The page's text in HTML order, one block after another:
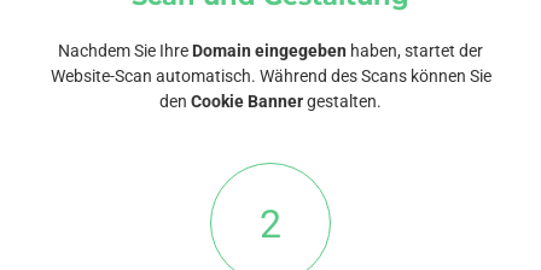
Nachdem Sie Ihre Domain eingegeben haben, startet der
Website-Scan automatisch. Während des Scans können Sie
den Cookie Bannergestalten.
2